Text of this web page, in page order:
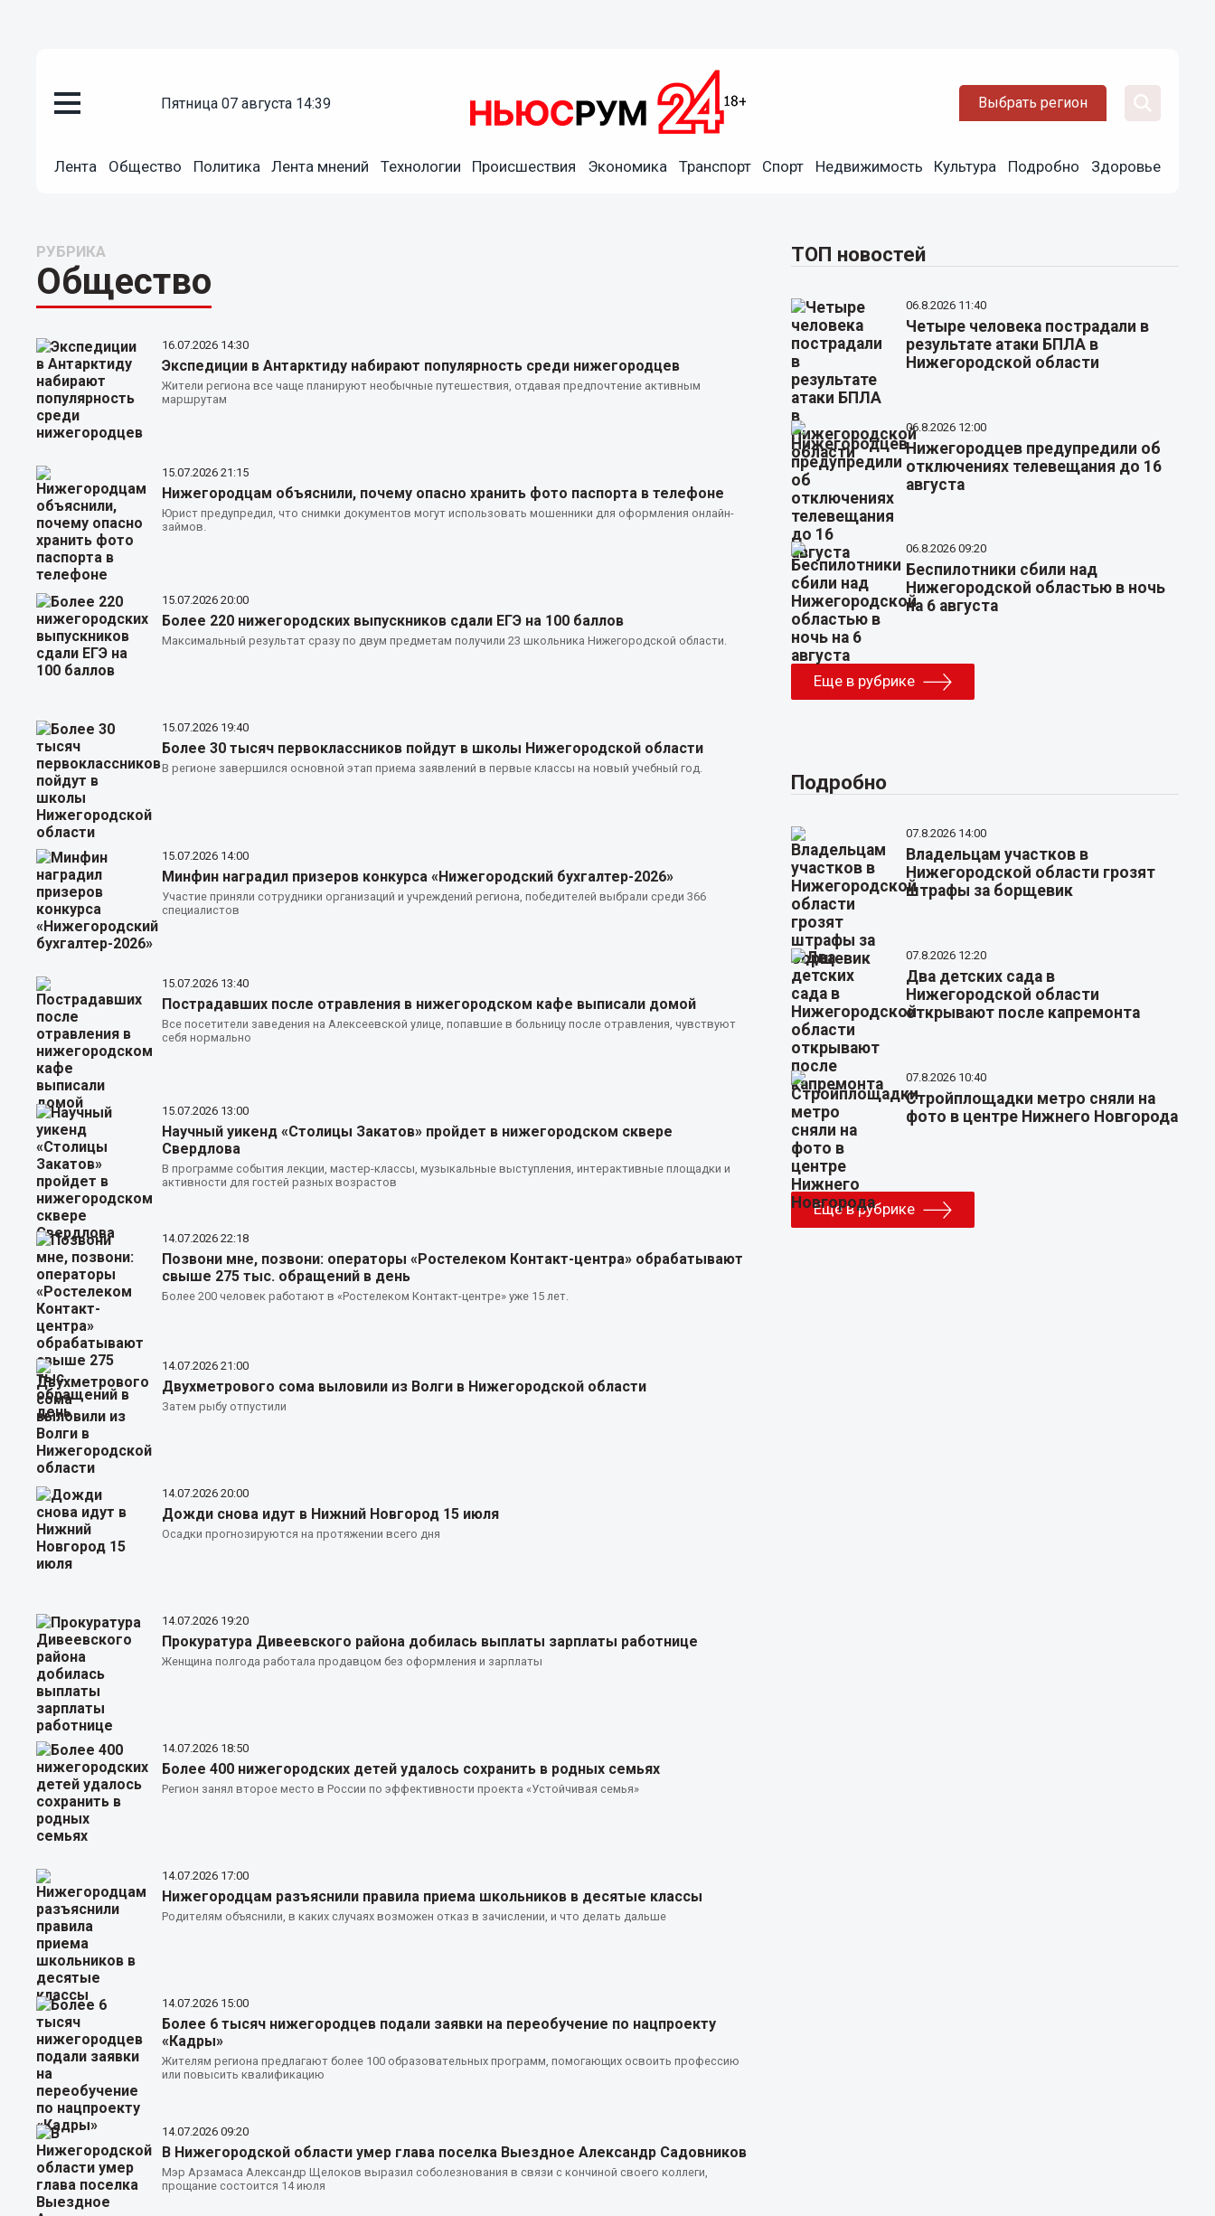
пятница 07 августа 14:39 Выбрать регион
Лента Общество Политика Лента мнений Технологии Происшествия Экономика Транспорт Спорт Недвижимость Культура Подробно Здоровье
РУБРИКА
Общество
16.07.2026 14:30
Экспедиции в Антарктиду набирают популярность среди нижегородцев
Жители региона все чаще планируют необычные путешествия, отдавая предпочтение активным
маршрутам
15.07.2026 21:15
Нижегородцам объяснили, почему опасно хранить фото паспорта в телефоне
Юрист предупредил, что снимки документов могут использовать мошенники для оформления онлайн-
займов.
15.07.2026 20:00
Более 220 нижегородских выпускников сдали ЕГЭ на 100 баллов
Максимальный результат сразу по двум предметам получили 23 школьника Нижегородской области.
15.07.2026 19:40
Более 30 тысяч первоклассников пойдут в школы Нижегородской области
В регионе завершился основной этап приема заявлений в первые классы на новый учебный год.
15.07.2026 14:00
Минфин наградил призеров конкурса «Нижегородский бухгалтер-2026»
Участие приняли сотрудники организаций и учреждений региона, победителей выбрали среди 366
специалистов
15.07.2026 13:40
Пострадавших после отравления в нижегородском кафе выписали домой
Все посетители заведения на Алексеевской улице, попавшие в больницу после отравления, чувствуют
себя нормально
15.07.2026 13:00
Научный уикенд «Столицы Закатов» пройдет в нижегородском сквере
Свердлова
В программе события лекции, мастер-классы, музыкальные выступления, интерактивные площадки и
активности для гостей разных возрастов
14.07.2026 22:18
Позвони мне, позвони: операторы «Ростелеком Контакт-центра» обрабатывают
свыше 275 тыс. обращений в день
Более 200 человек работают в «Ростелеком Контакт-центре» уже 15 лет.
14.07.2026 21:00
Двухметрового сома выловили из Волги в Нижегородской области
Затем рыбу отпустили
14.07.2026 20:00
Дожди снова идут в Нижний Новгород 15 июля
Осадки прогнозируются на протяжении всего дня
14.07.2026 19:20
Прокуратура Дивеевского района добилась выплаты зарплаты работнице
Женщина полгода работала продавцом без оформления и зарплаты
14.07.2026 18:50
Более 400 нижегородских детей удалось сохранить в родных семьях
Регион занял второе место в России по эффективности проекта «Устойчивая семья»
14.07.2026 17:00
Нижегородцам разъяснили правила приема школьников в десятые классы
Родителям объяснили, в каких случаях возможен отказ в зачислении, и что делать дальше
14.07.2026 15:00
Более 6 тысяч нижегородцев подали заявки на переобучение по нацпроекту
«Кадры»
Жителям региона предлагают более 100 образовательных программ, помогающих освоить профессию
или повысить квалификацию
14.07.2026 09:20
В Нижегородской области умер глава поселка Выездное Александр Садовников
Мэр Арзамаса Александр Щелоков выразил соболезнования в связи с кончиной своего коллеги,
прощание состоится 14 июля
ТОП новостей
06.8.2026 11:40
Четыре человека пострадали в
результате атаки БПЛА в
Нижегородской области
06.8.2026 12:00
Нижегородцев предупредили об
отключениях телевещания до 16
августа
06.8.2026 09:20
Беспилотники сбили над
Нижегородской областью в ночь
на 6 августа
Еще в рубрике
Подробно
07.8.2026 14:00
Владельцам участков в
Нижегородской области грозят
штрафы за борщевик
07.8.2026 12:20
Два детских сада в
Нижегородской области
открывают после капремонта
07.8.2026 10:40
Стройплощадки метро сняли на
фото в центре Нижнего Новгорода
Еще в рубрике